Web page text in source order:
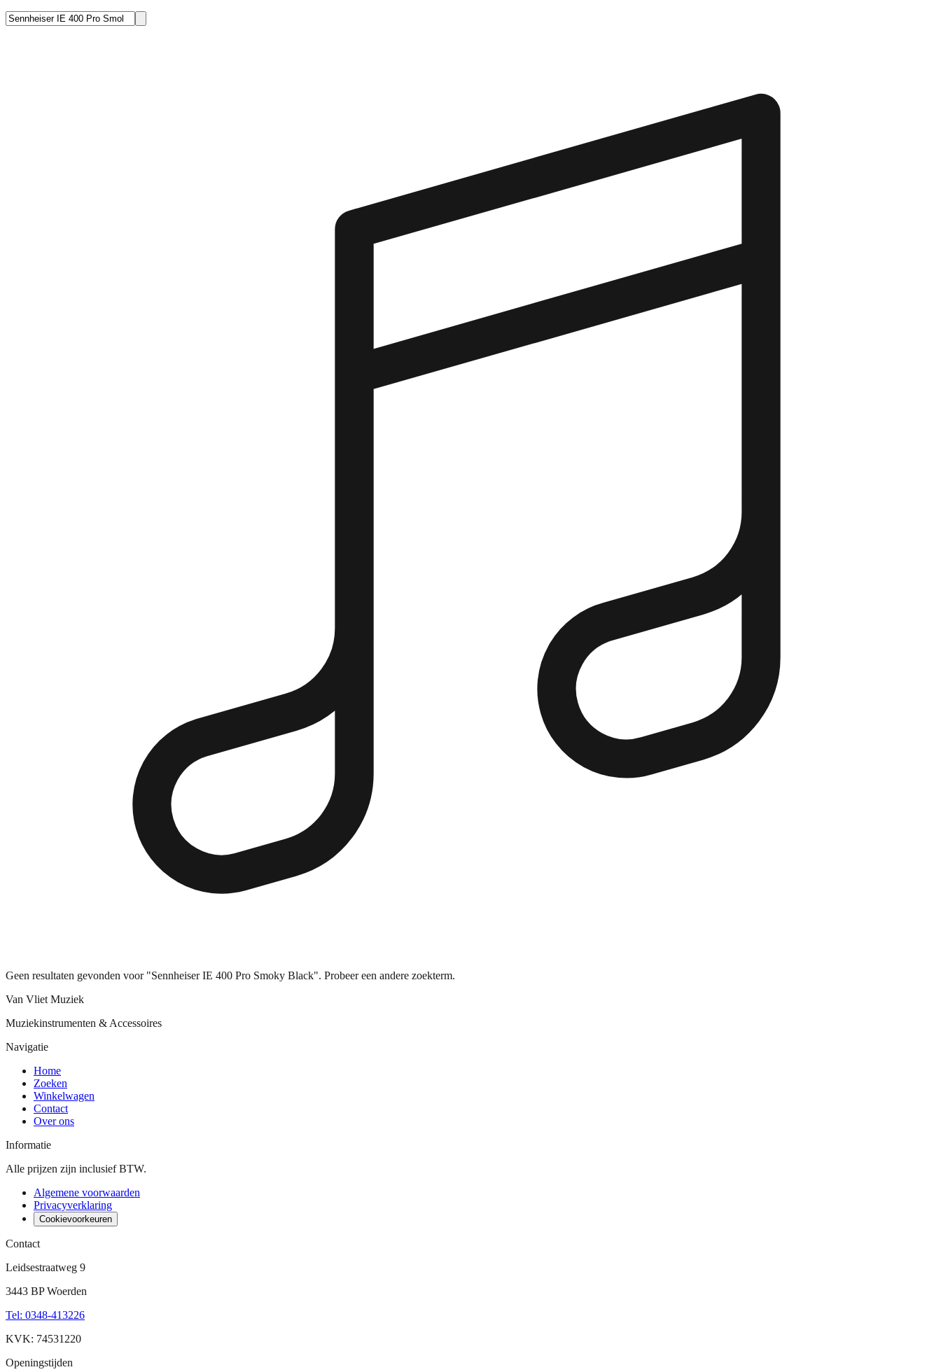
Geen resultaten gevonden voor "Sennheiser IE 400 Pro Smoky Black". Probeer een andere zoekterm.
Van Vliet Muziek
Muziekinstrumenten & Accessoires
Navigatie
Home
Zoeken
Winkelwagen
Contact
Over ons
Informatie
Alle prijzen zijn inclusief BTW.
Algemene voorwaarden
Privacyverklaring
Cookievoorkeuren
Contact
Leidsestraatweg 9
3443 BP Woerden
Tel: 0348-413226
KVK: 74531220
Openingstijden